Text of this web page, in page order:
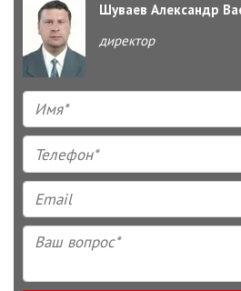
Шуваев Александр
директор